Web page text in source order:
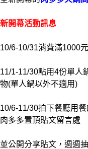
新開幕活動訊息
10/6-10/31消費滿1000
11/1-11/30點用4份單人
物(單人鍋以外不適用)
10/6-11/30拍下餐廳用
肉多多置頂貼文留言處
並公開分享貼文，週週